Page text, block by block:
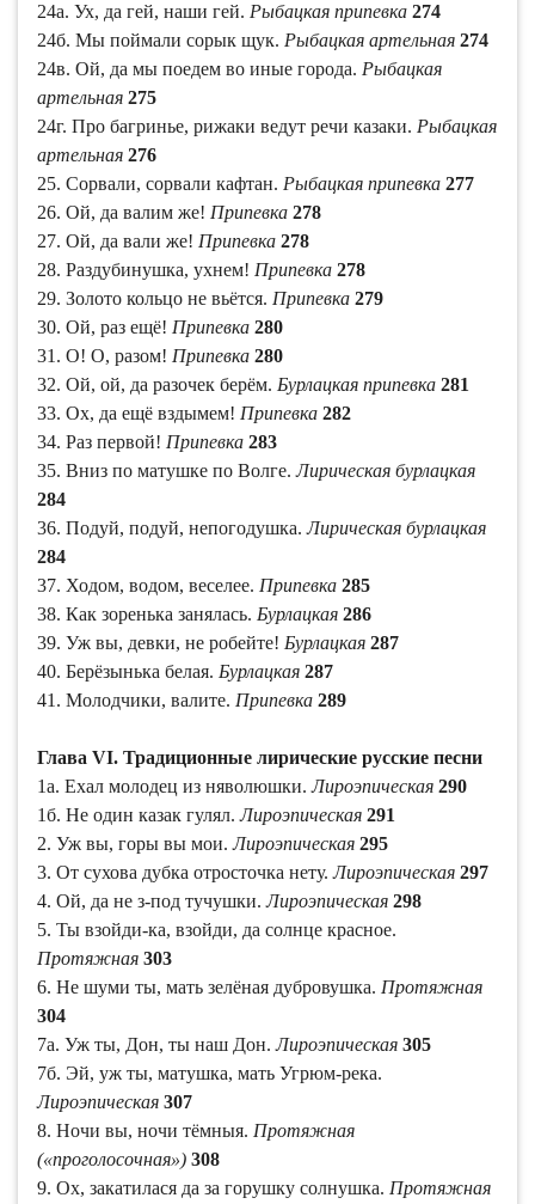
24а. Ух, да гей, наши гей. Рыбацкая припевка 274
24б. Мы поймали сорык щук. Рыбацкая артельная 274
24в. Ой, да мы поедем во иные города. Рыбацкая
артельная 275
24г. Про багринье, рижаки ведут речи казаки. Рыбацкая
артельная 276
25. Сорвали, сорвали кафтан. Рыбацкая припевка 277
26. Ой, да валим же! Припевка 278
27. Ой, да вали же! Припевка 278
28. Раздубинушка, ухнем! Припевка 278
29. Золото кольцо не вьётся. Припевка 279
30. Ой, раз ещё! Припевка 280
31. О! О, разом! Припевка 280
32. Ой, ой, да разочек берём. Бурлацкая припевка 281
33. Ох, да ещё вздымем! Припевка 282
34. Раз первой! Припевка 283
35. Вниз по матушке по Волге.Лирическая бурлацкая
284
36. Подуй, подуй, непогодушка.Лирическая бурлацкая
284
37. Ходом, водом, веселее. Припевка 285
38. Как зоренька занялась. Бурлацкая 286
39. Уж вы, девки, не робейте! Бурлацкая 287
40. Берёзынька белая. Бурлацкая 287
41. Молодчики, валите. Припевка 289
Глава VI. Традиционные лирические русские песни
1а. Ехал молодец из няволюшки.Лироэпическая 290
1б. Не один казак гулял.Лироэпическая 291
2. Уж вы, горы вы мои.Лироэпическая 295
3. От сухова дубка отросточка нету.Лироэпическая 297
4. Ой, да не з-под тучушки.Лироэпическая 298
5. Ты взойди-ка, взойди, да солнце красное.
Протяжная 303
6. Не шуми ты, мать зелёная дубровушка. Протяжная
304
7а. Уж ты, Дон, ты наш Дон.Лироэпическая 305
7б. Эй, уж ты, матушка, мать Угрюм-река.
Лироэпическая 307
8. Ночи вы, ночи тёмныя. Протяжная
(«проголосочная») 308
9. Ох, закатилася да за горушку солнушка. Протяжная